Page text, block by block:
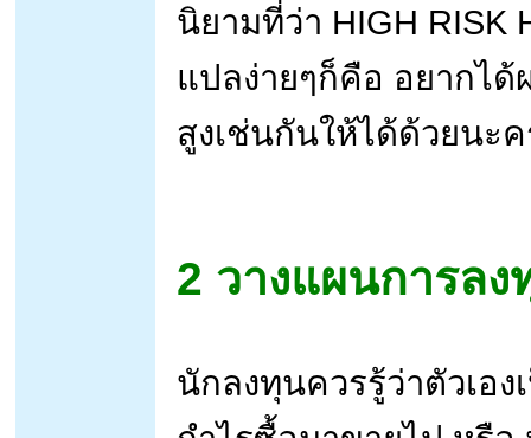
นิยามที่ว่า HIGH RISK
แปลง่ายๆก็คือ อยากไ
สูงเช่นกันให้ได้ด้วยนะ
2 วางแผนการลง
นักลงทุนควรรู้ว่าตัวเอ